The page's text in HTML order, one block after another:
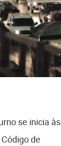
se inicia às
de